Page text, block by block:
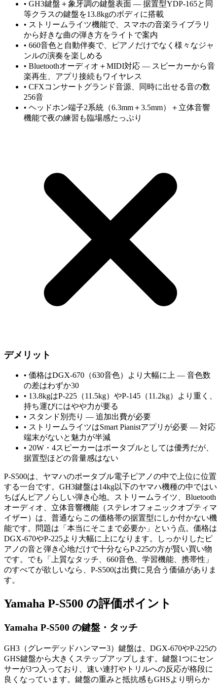
• GH3鍵盤＋象牙調の鍵盤表面 — 据置型YDP-165と同
等クラスの鍵盤を13.8kgのボディに搭載
• ストリームライツ機能で、スマホの音楽ライブラリ
から好きな曲の弾き方をライトで案内
• 660音色と自動伴奏で、ピアノだけでなく様々なジャ
ンルの演奏を楽しめる
• Bluetoothオーディオ＋MIDI対応 — スピーカーから音
楽再生、アプリ接続もワイヤレス
• CFXコンサートグランド音源、同時に出せる音の数
256音
• ヘッドホン端子2系統（6.3mm＋3.5mm）＋立体音響
機能で夜の練習も臨場感たっぷり
デメリット
• 価格はDGX-670（630音色）より大幅に上 — 音色数
の差はわずか30
• 13.8kgはP-225（11.5kg）やP-145（11.2kg）より重く、
持ち運びにはやや力が要る
• スタンド別売り — 追加出費が必要
• ストリームライツはSmart Pianistアプリが必要 — 対応
端末がないと魅力が半減
• 20W・4スピーカーはポータブルとしては優秀だが、
据置型ほどの音量感はない
P-S500は、ヤマハのポータブル電子ピアノの中で上位に位置
する一台です。GH3鍵盤は14kg以下のヤマハ機種の中ではい
ちばんピアノらしい弾き心地。ストリームライツ、Bluetooth
オーディオ、立体音響機能（ステレオフォニックオプティマ
イザー）は、普通ならこの価格帯の据置型にしか付かない機
能です。問題は「本当にそこまで必要か」という点。価格は
DGX-670やP-225より大幅に上になります。しっかりしたピ
アノの音と弾き心地だけで十分ならP-225の方が賢い買い物
です。でも「上質なタッチ、660音色、学習機能、携帯性」
のすべてが欲しいなら、P-S500は出費に見合う価値がありま
す。
Yamaha P-S500 の評価ポイント
Yamaha P-S500 の鍵盤・タッチ
GH3（グレーデッドハンマー3）鍵盤は、DGX-670やP-225の
GHS鍵盤から大きくステップアップします。鍵盤1つにセン
サーが3つ入っており、速い連打やトリルへの反応が格段に
良くなっています。鍵盤の重みと抵抗感もGHSより明らか